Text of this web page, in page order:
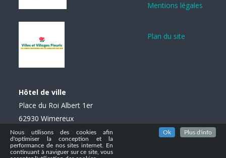
Hôtel de ville
Place du Roi Albert 1er
62930 Wimereux
Tél. : 03 21 99 85 85
Mentions légales
Plan du site
Nous utilisons des cookies afin
d'optimiser la conception et la
performance de nos sites internet. En
continuant à naviguer sur ce site, vous
Ok Plus d'info